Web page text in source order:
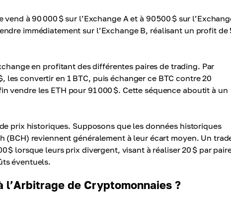
à 90 000 $ sur l’Exchange A et à 90 500 $ sur
immédiatement sur l’Exchange B, réalisant un profit de
en profitant des différentes paires de trading. Par
convertir en 1 BTC, puis échanger ce BTC contre 20
vendre les ETH pour 91 000 $. Cette séquence aboutit à un
prix historiques. Supposons que les données historiques
(BCH) reviennent généralement à leur écart moyen. Un
$ lorsque leurs prix divergent, visant à réaliser 20 $ par
éventuels.
l’Arbitrage de Cryptomonnaies ?